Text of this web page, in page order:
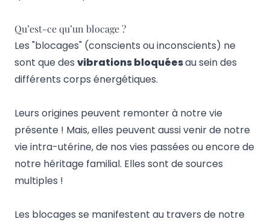
Qu’est-ce qu’un blocage ?
Les "blocages" (conscients ou inconscients) ne
sont que des vibrations bloquéesau sein des
différents corps énergétiques.
Leurs origines peuvent remonter à notre vie
présente ! Mais, elles peuvent aussi venir de notre
vie intra-utérine, de nos vies passées ou encore de
notre héritage familial. Elles sont de sources
multiples !
Les blocages se manifestent au travers de notre